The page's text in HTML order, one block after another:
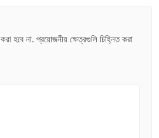
হবে না. প্রয়োজনীয় ক্ষেত্রগুলি চিহ্নিত করা